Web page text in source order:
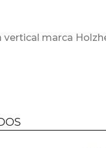
vertical marca